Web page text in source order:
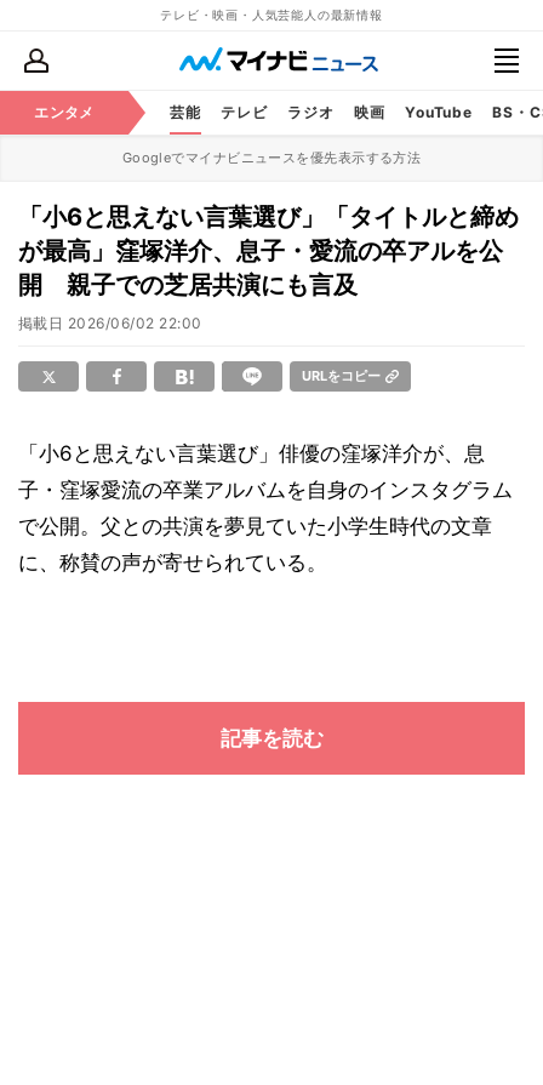
テレビ・映画・人気芸能人の最新情報
エンタメ 芸能 テレビ ラジオ 映画 YouTube BS・
Googleでマイナビニュースを優先表示する方法
「小6と思えない言葉選び」「タイトルと締め
が最高」窪塚洋介、息子・愛流の卒アルを公
開 親子での芝居共演にも言及
掲載日 2026/06/02 22:00
URLをコピー
「小6と思えない言葉選び」俳優の窪塚洋介が、息
子・窪塚愛流の卒業アルバムを自身のインスタグラム
で公開。父との共演を夢見ていた小学生時代の文章
に、称賛の声が寄せられている。
記事を読む